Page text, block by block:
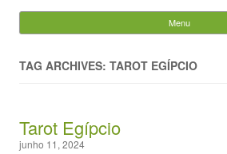
Evandro
por:
Menu
TAG ARCHIVES: TAROT EGÍPCIO
Tarot Egípcio
junho 11, 2024